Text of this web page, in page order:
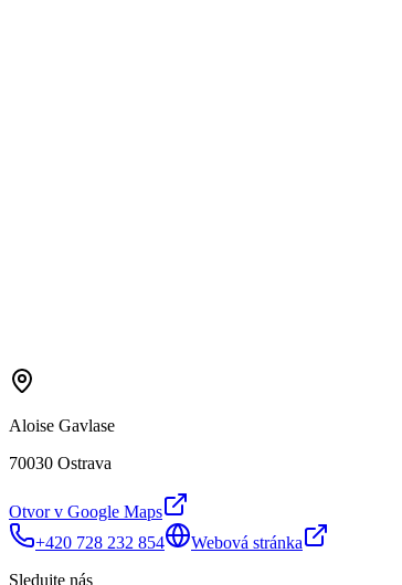
Aloise Gavlase
70030 Ostrava
Otvor v Google Maps
+420 728 232 854
Webová stránka
Sledujte nás